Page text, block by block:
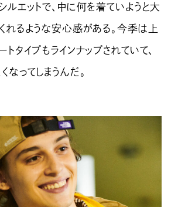
ルエットで、中に何を着ていようと大
れるような安心感がある。今季は上
タイプもラインナップされていて、
ってしまうんだ。